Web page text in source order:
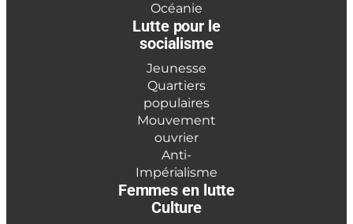
Océanie
Lutte pour le
socialisme
Jeunesse
Quartiers
populaires
Mouvement
ouvrier
Anti-
Impérialisme
Femmes en lutte
Culture